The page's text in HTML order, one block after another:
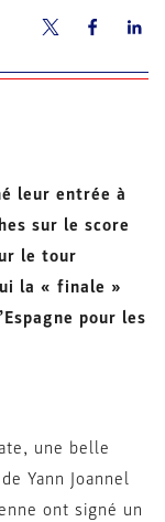
leur entrée à
sur le score
le tour
la « finale »
pour les
une belle
Yann Joannel
ont signé un